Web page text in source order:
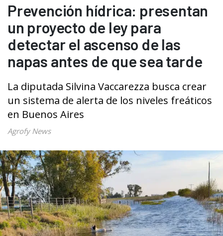
Prevención hídrica: presentan
un proyecto de ley para
detectar el ascenso de las
napas antes de que sea tarde
La diputada Silvina Vaccarezza busca crear
un sistema de alerta de los niveles freáticos
en Buenos Aires
Agrofy News